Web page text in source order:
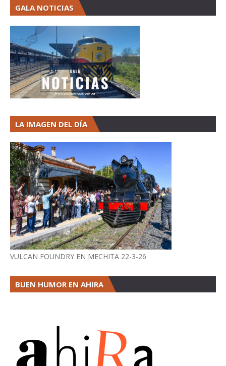
GALA NOTICIAS
LA IMAGEN DEL DÍA
VULCAN FOUNDRY EN MECHITA 22-3-26
BUEN HUMOR EN AHIRA